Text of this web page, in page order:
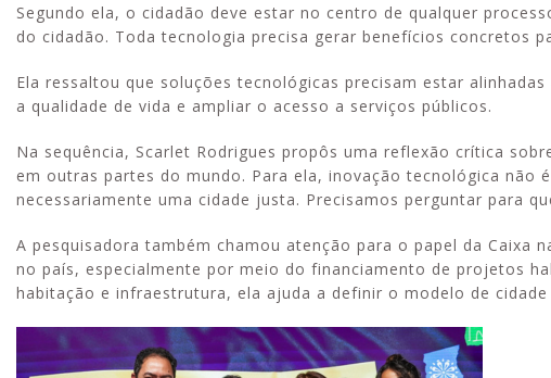
Segundo ela, o cidadão deve estar no centro de qualquer
do cidadão. Toda tecnologia precisa gerar benefícios concretos
Ela ressaltou que soluções tecnológicas precisam estar
a qualidade de vida e ampliar o acesso a serviços públicos.
Na sequência, Scarlet Rodrigues propôs uma reflexão crítica
em outras partes do mundo. Para ela, inovação tecnológica não
necessariamente uma cidade justa. Precisamos perguntar para
A pesquisadora também chamou atenção para o papel da Caixa
no país, especialmente por meio do financiamento de projetos
habitação e infraestrutura, ela ajuda a definir o modelo de